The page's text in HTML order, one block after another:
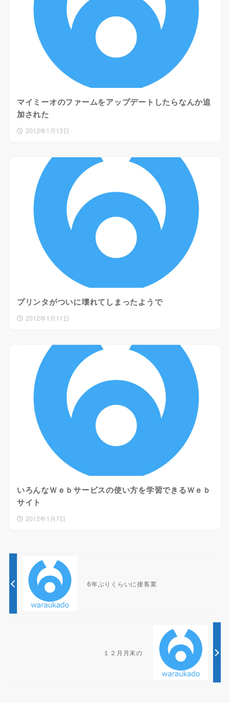
マイミーオのファームをアップデートしたらなんか追
加された
2012年1月13日
プリンタがついに壊れてしまったようで
2012年1月11日
いろんなＷｅｂサービスの使い方を学習できるＷｅｂ
サイト
2012年1月7日
6年ぶりくらいに接客業
１２月月末の